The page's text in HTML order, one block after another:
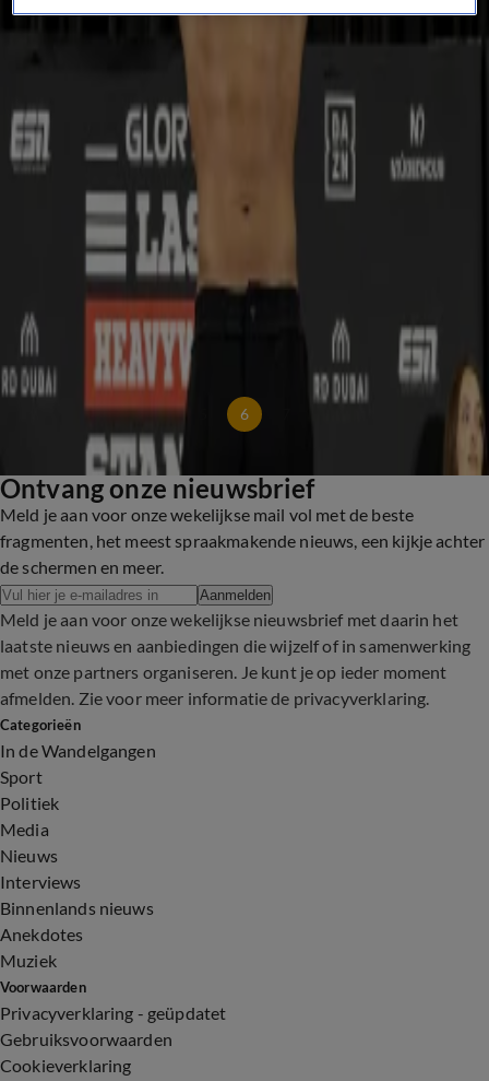
Femke Bol Bol prolongeert in Tokio wereldtitel op 400 meter horden
'Legendarische Nederlandse estafetteploeg wint gewoon knap zilver'
13 sep 2025, 17:11
Profdebuut voor Robben als padelspeler: 'Hij was bloedfanatiek en ging voor elke bal'
29 aug 2025, 20:00
Onverslaanbare Femke Bol wint voor vijfde keer op rij Diamond League-finale
28 aug 2025, 21:05
Video: Bekijk hier de indrukwekkende knock-out van Levi Rigters op Jamal Ben Saddik
23 aug 2025, 23:05
Levi Rigters trapt Jamal Ben Saddik op indrukwekkende wijze knock-out bij
zwaargewichttoernooi
23 aug 2025, 23:04
6
Ontvang onze nieuwsbrief
Meld je aan voor onze wekelijkse mail vol met de beste
fragmenten, het meest spraakmakende nieuws, een kijkje achter
de schermen en meer.
Aanmelden
Meld je aan voor onze wekelijkse nieuwsbrief met daarin het
laatste nieuws en aanbiedingen die wijzelf of in samenwerking
met onze partners organiseren. Je kunt je op ieder moment
afmelden. Zie voor meer informatie de privacyverklaring.
Categorieën
In de Wandelgangen
Sport
Politiek
Media
Nieuws
Interviews
Binnenlands nieuws
Anekdotes
Muziek
Voorwaarden
Privacyverklaring - geüpdatet
Gebruiksvoorwaarden
Cookieverklaring